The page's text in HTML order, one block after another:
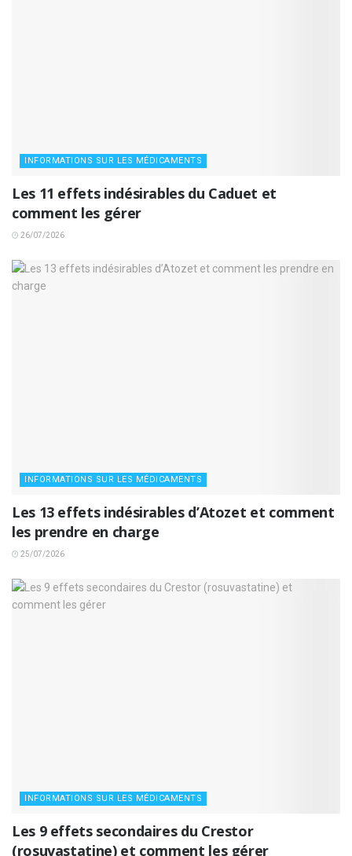
INFORMATIONS SUR LES MÉDICAMENTS
Les 11 effets indésirables du Caduet et
comment les gérer
26/07/2026
INFORMATIONS SUR LES MÉDICAMENTS
Les 13 effets indésirables d’Atozet et comment
les prendre en charge
25/07/2026
INFORMATIONS SUR LES MÉDICAMENTS
Les 9 effets secondaires du Crestor
(rosuvastatine) et comment les gérer